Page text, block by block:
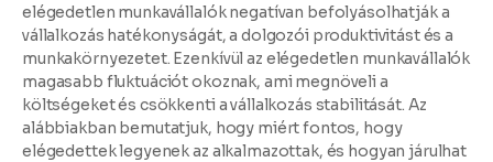
elégedetlen munkavállalók negatívan befolyásolhatják a
vállalkozás hatékonyságát, a dolgozói produktivitást és a
munkakörnyezetet. Ezenkívül az elégedetlen munkavállalók
magasabb fluktuációt okoznak, ami megnöveli a
költségeket és csökkenti a vállalkozás stabilitását. Az
alábbiakban bemutatjuk, hogy miért fontos, hogy
elégedettek legyenek az alkalmazottak, és hogyan járulhat